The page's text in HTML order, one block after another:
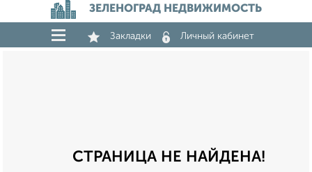
ЗЕЛЕНОГРАД НЕДВИЖИМОСТЬ
Закладки Личный кабинет
СТРАНИЦА НЕ НАЙДЕНА!